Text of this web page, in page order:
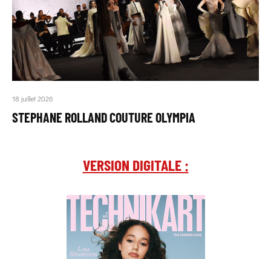
18 juillet 2026
STEPHANE ROLLAND COUTURE OLYMPIA
VERSION DIGITALE :